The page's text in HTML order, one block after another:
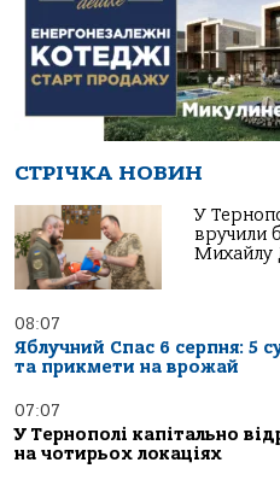
СТРІЧКА НОВИН
У
вручили
Михайлу
08:07
Яблучний Спас 6 серпня: 5
та прикмети на врожай
07:07
У Тернополі капітально
на чотирьох локаціях